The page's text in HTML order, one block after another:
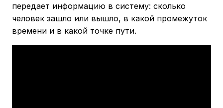
передает информацию в систему: сколько
человек зашло или вышло, в какой промежуток
времени и в какой точке пути.